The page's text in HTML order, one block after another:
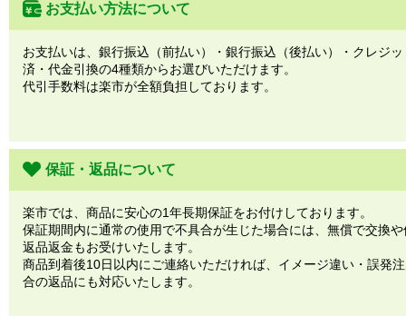
お支払い方法について
お支払いは、銀行振込（前払い）・銀行振込（後払い）・クレジ
済・代金引換の4種類からお選びいただけます。
代引手数料は楽市が全額負担しております。
保証・返品について
楽市では、商品に安心の1年長期保証をお付けしております。
保証期間内に通常の使用で不具合が生じた場合には、無償で交換
返品返金もお受けいたします。
商品到着後10日以内にご連絡いただければ、イメージ違い・誤発
合の返品にも対応いたします。